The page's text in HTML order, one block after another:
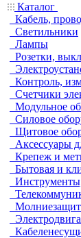
Каталог
Кабель,
Светильники
Лампы
Розетки,
Контроль,
Счетчики
Модульное
Силовое
Щитовое
Аксессуары
Крепеж и
Бытовая и